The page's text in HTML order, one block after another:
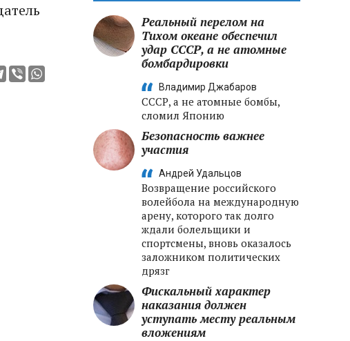
Реальный перелом на
Тихом океане обеспечил
удар СССР, а не атомные
бомбардировки
Владимир Джабаров
СССР, а не атомные бомбы,
сломил Японию
Безопасность важнее
участия
Андрей Удальцов
Возвращение российского
волейбола на международную
арену, которого так долго
ждали болельщики и
спортсмены, вновь оказалось
заложником политических
дрязг
Фискальный характер
наказания должен
уступать месту реальным
вложениям